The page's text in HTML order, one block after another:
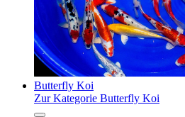
Butterfly Koi
Zur Kategorie Butterfly Koi